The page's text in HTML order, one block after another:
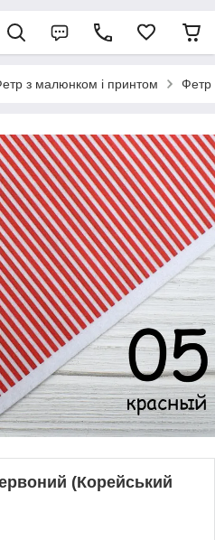
з малюнком і принтом Фетр
(Корейський